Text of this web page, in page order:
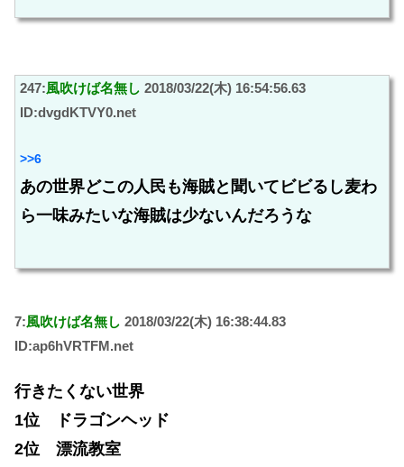
247:風吹けば名無し 2018/03/22(木) 16:54:56.63
ID:dvgdKTVY0.net
>>6
あの世界どこの人民も海賊と聞いてビビるし麦わ
ら一味みたいな海賊は少ないんだろうな
7:風吹けば名無し 2018/03/22(木) 16:38:44.83
ID:ap6hVRTFM.net
行きたくない世界
1位 ドラゴンヘッド
2位 漂流教室